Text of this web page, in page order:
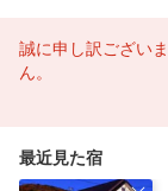
誠に申し訳ござい
ん。
最近見た宿